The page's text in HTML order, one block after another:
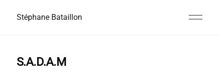
Stéphane Bataillon
S.A.D.A.M